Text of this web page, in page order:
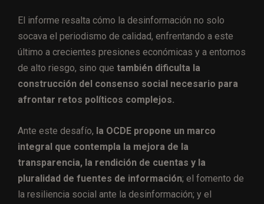
El informe resalta cómo la desinformación no solo
socava el periodismo de calidad, enfrentando a este
último a crecientes presiones económicas y a entornos
de alto riesgo, sino que también dificulta la
construcción del consenso social necesario para
afrontar retos políticos complejos.
Ante este desafío, la OCDE propone un marco
integral que contempla la mejora de la
transparencia, la rendición de cuentas y la
pluralidad de fuentes de información; el fomento de
la resiliencia social ante la desinformación; y el